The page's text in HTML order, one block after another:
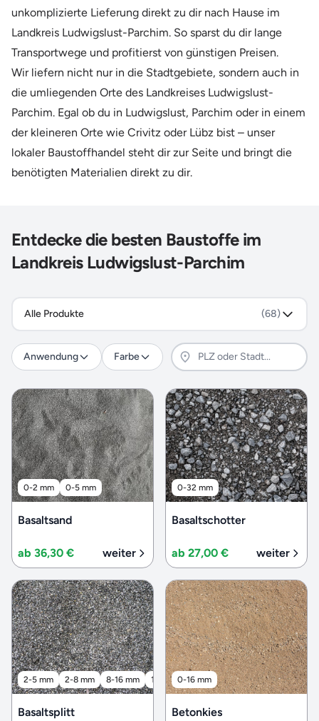
unkomplizierte Lieferung direkt zu dir nach Hause im
Landkreis Ludwigslust-Parchim. So sparst du dir lange
Transportwege und profitierst von günstigen Preisen.
Wir liefern nicht nur in die Stadtgebiete, sondern auch in
die umliegenden Orte des Landkreises Ludwigslust-
Parchim. Egal ob du in Ludwigslust, Parchim oder in einem
der kleineren Orte wie Crivitz oder Lübz bist – unser
lokaler Baustoffhandel steht dir zur Seite und bringt die
benötigten Materialien direkt zu dir.
Entdecke die besten Baustoffe im
Landkreis Ludwigslust-Parchim
Alle Produkte (68)
Anwendung Farbe
0-2 mm 0-5 mm
Basaltsand
ab 36,30 € weiter
0-32 mm
Basaltschotter
ab 27,00 € weiter
2-5 mm 2-8 mm 8-16 mm 16-32 mm 32-56 mm
Basaltsplitt
0-16 mm
Betonkies